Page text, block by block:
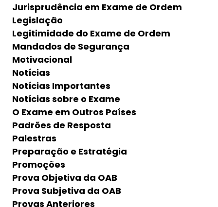
Jurisprudência em Exame de Ordem
Legislação
Legitimidade do Exame de Ordem
Mandados de Segurança
Motivacional
Notícias
Notícias Importantes
Notícias sobre o Exame
O Exame em Outros Países
Padrões de Resposta
Palestras
Preparação e Estratégia
Promoções
Prova Objetiva da OAB
Prova Subjetiva da OAB
Provas Anteriores